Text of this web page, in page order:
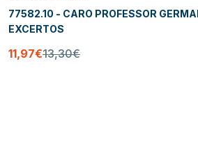
77582.10 - CARO PROFESSOR
EXCERTOS
11,97€13,30€